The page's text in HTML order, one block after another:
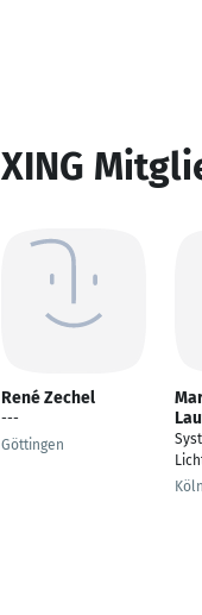
XING
René Zechel
---
Göttingen
Köln